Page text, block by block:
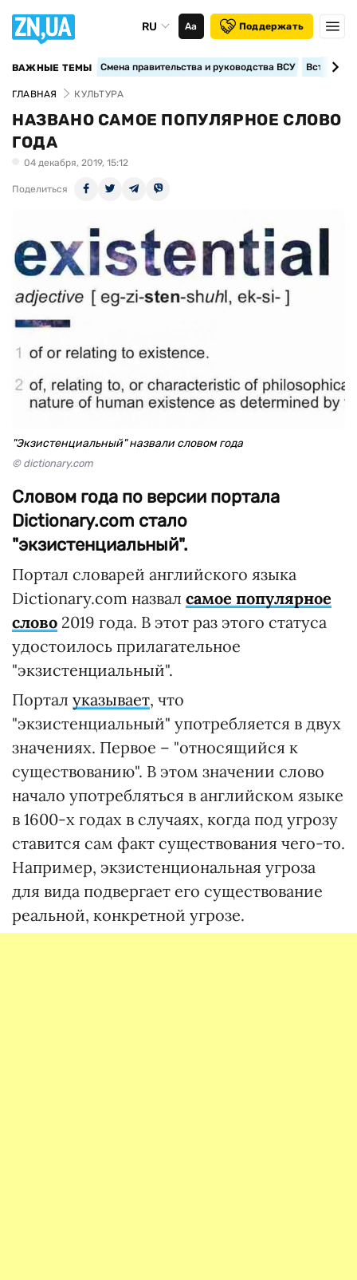
RU Аа Поддержать
ВАЖНЫЕ ТЕМЫ Смена правительства и руководства ВСУ
ГЛАВНАЯ КУЛЬТУРА
НАЗВАНО САМОЕ ПОПУЛЯРНОЕ СЛОВО
ГОДА
04 декабря, 2019, 15:12
Поделиться
"Экзистенциальный" назвали словом года
© dictionary.com
Словом года по версии портала
Dictionary.com стало
"экзистенциальный".
Портал словарей английского языка
Dictionary.com назвал самое популярное
слово 2019 года. В этот раз этого статуса
удостоилось прилагательное
"экзистенциальный".
Портал указывает, что
"экзистенциальный" употребляется в двух
значениях. Первое – "относящийся к
существованию". В этом значении слово
начало употребляться в английском языке
в 1600-х годах в случаях, когда под угрозу
ставится сам факт существования чего-то.
Например, экзистенциональная угроза
для вида подвергает его существование
реальной, конкретной угрозе.